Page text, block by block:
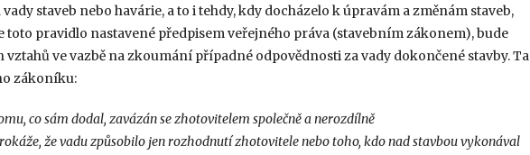
staveb nebo havárie, a to i tehdy, kdy docházelo k úpravám a změnám staveb,
toto pravidlo nastavené předpisem veřejného práva (stavebním zákonem), bude
ve vazbě na zkoumání případné odpovědnosti za vady dokončené stavby. Ta
zákoníku:
co sám dodal, zavázán se zhotovitelem společně a nerozdílně
že vadu způsobilo jen rozhodnutí zhotovitele nebo toho, kdo nad stavbou vykonával